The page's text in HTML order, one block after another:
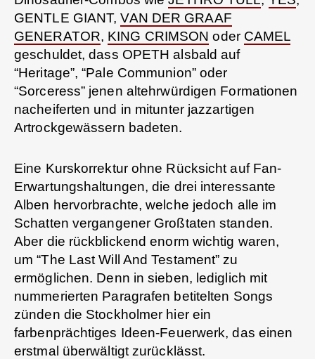
GENTLE GIANT,VAN DER GRAAF
GENERATOR, KING CRIMSON oder CAMEL
geschuldet, dass OPETH alsbald auf
“Heritage”, “Pale Communion” oder
“Sorceress” jenen altehrwürdigen Formationen
nacheiferten und in mitunter jazzartigen
Artrockgewässern badeten.
Eine Kurskorrektur ohne Rücksicht auf Fan-
Erwartungshaltungen, die drei interessante
Alben hervorbrachte, welche jedoch alle im
Schatten vergangener Großtaten standen.
Aber die rückblickend enorm wichtig waren,
um “The Last Will And Testament” zu
ermöglichen. Denn in sieben, lediglich mit
nummerierten Paragrafen betitelten Songs
zünden die Stockholmer hier ein
farbenprächtiges Ideen-Feuerwerk, das einen
erstmal überwältigt zurücklässt.